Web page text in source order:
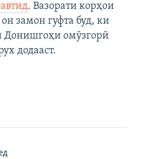
. Вазорати корҳои
замон гуфта буд, ки
Донишгоҳи омӯзгорӣ
додааст.